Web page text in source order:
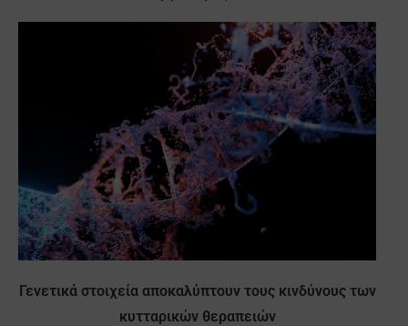
Γενετικά στοιχεία αποκαλύπτουν τους κινδύνους των
κυτταρικών θεραπειών